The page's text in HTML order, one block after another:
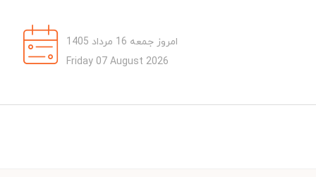
امروز جمعه 16 مرداد 1405
Friday 07 August 2026